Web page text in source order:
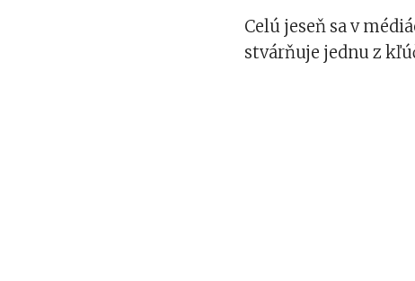
Celú jeseň sa v
stvárňuje jednu z